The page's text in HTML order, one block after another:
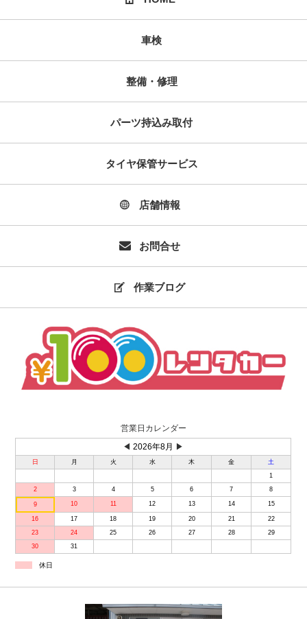
車検
整備・修理
パーツ持込み取付
タイヤ保管サービス
店舗情報
お問合せ
作業ブログ
営業日カレンダー
◀ 2026年8月 ▶
日 月 火 水 木 金
土
1
2
3 4 5 6 7 8
9 10 11 12 13 14 15
16 17 18 19 20 21
22
23
24 25 26 27 28
29
30
31
休日